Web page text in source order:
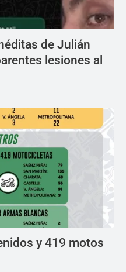
de Julián
lesiones al
y 419 motos